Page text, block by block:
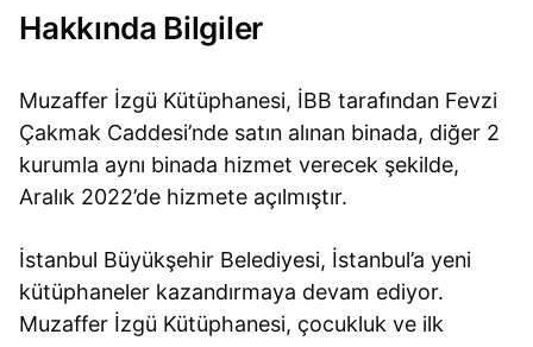
Hakkında Bilgiler
Muzaffer İzgü Kütüphanesi, İBB tarafından Fevzi
Çakmak Caddesi’nde satın alınan binada, diğer 2
kurumla aynı binada hizmet verecek şekilde,
Aralık 2022’de hizmete açılmıştır.
İstanbul Büyükşehir Belediyesi, İstanbul’a yeni
kütüphaneler kazandırmaya devam ediyor.
Muzaffer İzgü Kütüphanesi, çocukluk ve ilk